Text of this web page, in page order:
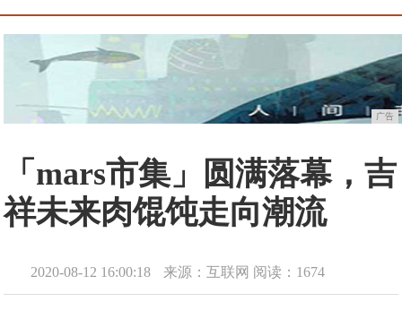
广告
「mars市集」圆满落幕，吉
祥未来肉馄饨走向潮流
2020-08-12 16:00:18 来源：互联网 阅读：1674